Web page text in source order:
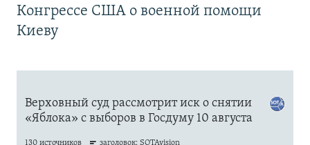
Конгрессе США о военной помощи
Киеву